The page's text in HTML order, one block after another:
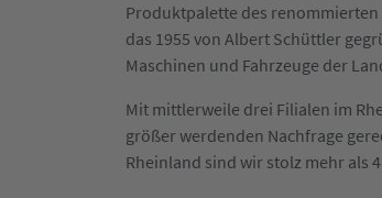
Produktpalette des
das 1955 von Albert Schüttler
Maschinen und Fahrzeuge der
Mit mittlerweile drei Filialen im
größer werdenden Nachfrage
Rheinland sind wir stolz mehr als